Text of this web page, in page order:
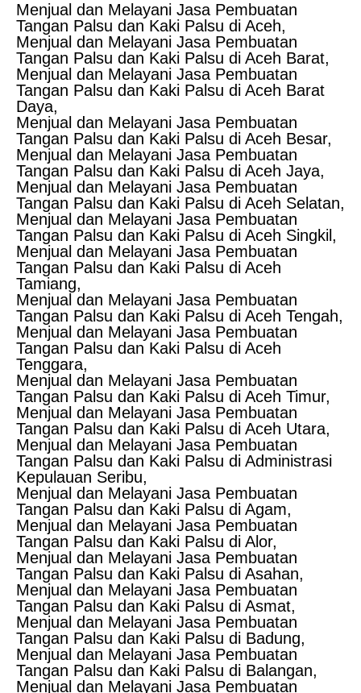
Menjual dan Melayani Jasa Pembuatan
Tangan Palsu dan Kaki Palsu di Aceh,
Menjual dan Melayani Jasa Pembuatan
Tangan Palsu dan Kaki Palsu di Aceh Barat,
Menjual dan Melayani Jasa Pembuatan
Tangan Palsu dan Kaki Palsu di Aceh Barat
Daya,
Menjual dan Melayani Jasa Pembuatan
Tangan Palsu dan Kaki Palsu di Aceh Besar,
Menjual dan Melayani Jasa Pembuatan
Tangan Palsu dan Kaki Palsu di Aceh Jaya,
Menjual dan Melayani Jasa Pembuatan
Tangan Palsu dan Kaki Palsu di Aceh Selatan,
Menjual dan Melayani Jasa Pembuatan
Tangan Palsu dan Kaki Palsu di Aceh Singkil,
Menjual dan Melayani Jasa Pembuatan
Tangan Palsu dan Kaki Palsu di Aceh
Tamiang,
Menjual dan Melayani Jasa Pembuatan
Tangan Palsu dan Kaki Palsu di Aceh Tengah,
Menjual dan Melayani Jasa Pembuatan
Tangan Palsu dan Kaki Palsu di Aceh
Tenggara,
Menjual dan Melayani Jasa Pembuatan
Tangan Palsu dan Kaki Palsu di Aceh Timur,
Menjual dan Melayani Jasa Pembuatan
Tangan Palsu dan Kaki Palsu di Aceh Utara,
Menjual dan Melayani Jasa Pembuatan
Tangan Palsu dan Kaki Palsu di Administrasi
Kepulauan Seribu,
Menjual dan Melayani Jasa Pembuatan
Tangan Palsu dan Kaki Palsu di Agam,
Menjual dan Melayani Jasa Pembuatan
Tangan Palsu dan Kaki Palsu di Alor,
Menjual dan Melayani Jasa Pembuatan
Tangan Palsu dan Kaki Palsu di Asahan,
Menjual dan Melayani Jasa Pembuatan
Tangan Palsu dan Kaki Palsu di Asmat,
Menjual dan Melayani Jasa Pembuatan
Tangan Palsu dan Kaki Palsu di Badung,
Menjual dan Melayani Jasa Pembuatan
Tangan Palsu dan Kaki Palsu di Balangan,
Menjual dan Melayani Jasa Pembuatan